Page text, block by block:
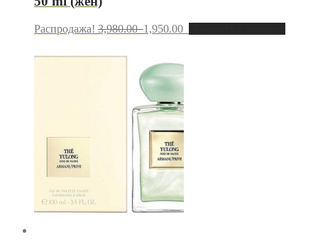
Распродажа! 3,980.001,950.00